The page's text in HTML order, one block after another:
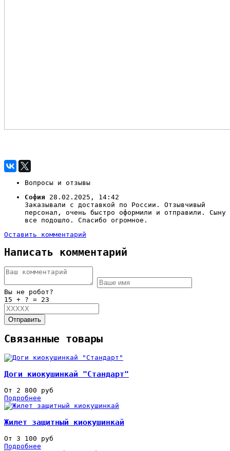
Вопросы и отзывы
София 28.02.2025, 14:42
Заказывали с доставкой по России. Отзывчивый
персонал, очень быстро оформили и отправили. Сыну
все подошло. Спасибо огромное.
Оставить комментарий
Написать комментарий
Вы не робот?
15 + ? = 23
Отправить
Связанные товары
Доги киокушинкай "Стандарт"
От 2 800 руб
Подробнее
Жилет защитный киокушинкай
От 3 100 руб
Подробнее